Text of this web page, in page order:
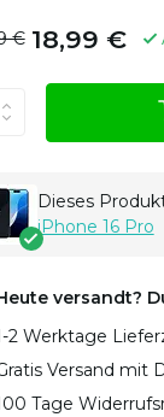
€ 18,99 €
Dieses
iPhone 16 Pro
versandt?
2 Werktage
Versand mit
Tage